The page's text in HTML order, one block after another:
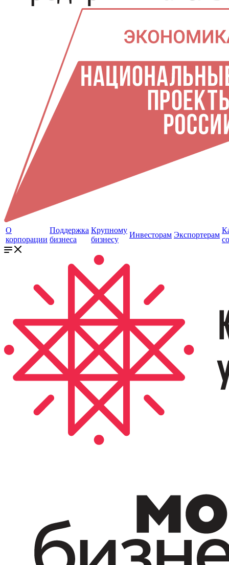
О
корпорации
Поддержка
бизнеса
Крупному
бизнесу
Инвесторам Экспортерам